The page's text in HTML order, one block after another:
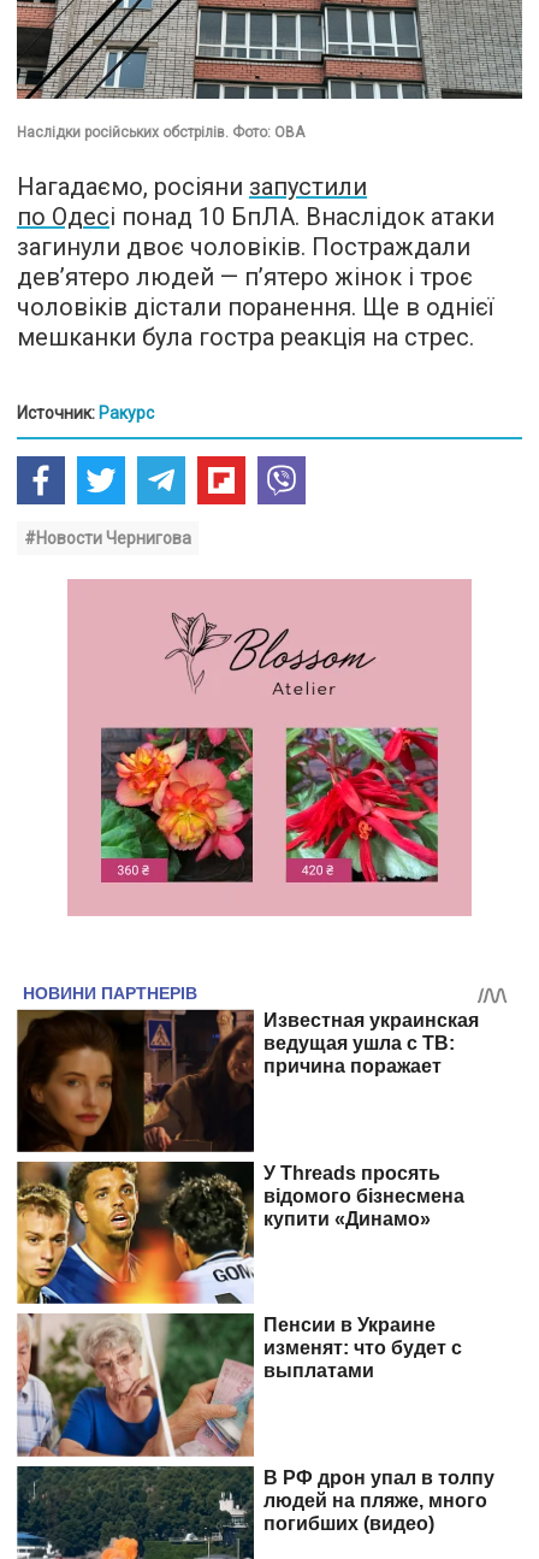
Наслідки російських обстрілів. Фото: ОВА
Нагадаємо, росіяни запустили
по Одесі понад 10 БпЛА. Внаслідок атаки
загинули двоє чоловіків. Постраждали
дев’ятеро людей — п’ятеро жінок і троє
чоловіків дістали поранення. Ще в однієї
мешканки була гостра реакція на стрес.
Источник: Ракурс
#Новости Чернигова